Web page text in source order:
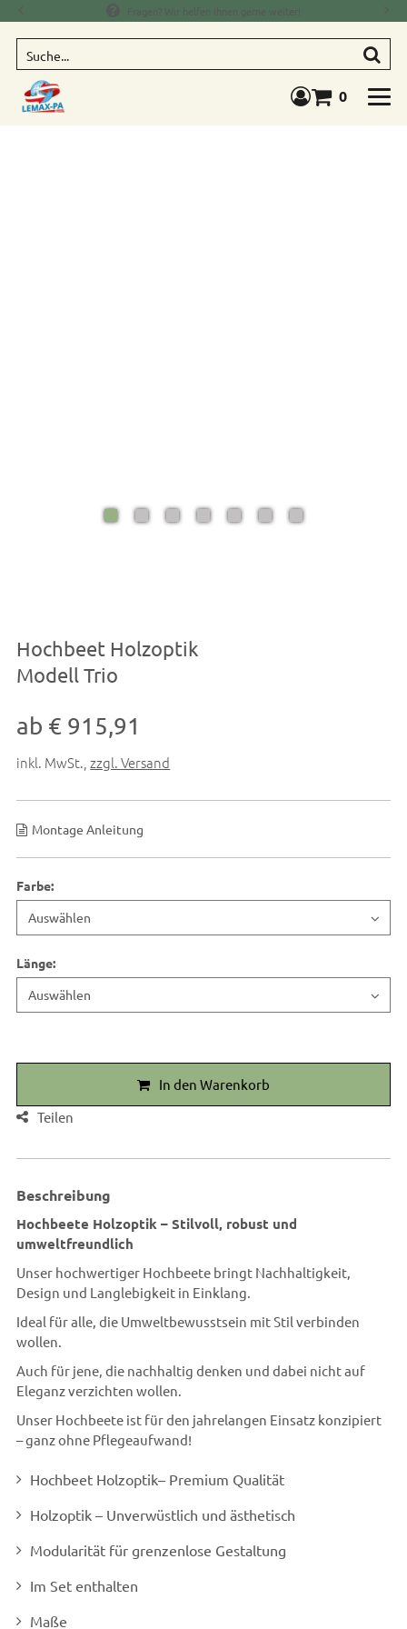
Fragen? Wir helfen Ihnen gerne weiter!
Warenkorb
0
Hochbeet Holzoptik
Modell Trio
ab € 915,91
inkl. MwSt. ,zzgl. Versand
Montage Anleitung
Farbe:
Länge:
In den Warenkorb
Teilen
Beschreibung
Hochbeete Holzoptik – Stilvoll, robust und
umweltfreundlich
Unser hochwertiger Hochbeete bringt Nachhaltigkeit,
Design und Langlebigkeit in Einklang.
Ideal für alle, die Umweltbewusstsein mit Stil verbinden
wollen.
Auch für jene, die nachhaltig denken und dabei nicht auf
Eleganz verzichten wollen.
Unser Hochbeete ist für den jahrelangen Einsatz konzipiert
– ganz ohne Pflegeaufwand!
Hochbeet Holzoptik– Premium Qualität
Holzoptik – Unverwüstlich und ästhetisch
Modularität für grenzenlose Gestaltung
Im Set enthalten
Maße